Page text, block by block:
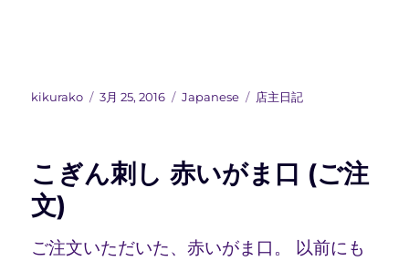
投
kikurako
投
3月 25, 2016
カ
ー
Japanese
タ
店主日記
こぎん刺し 赤いがま口 (ご注
文)
ご注文いただいた、赤いがま口。 以前にも